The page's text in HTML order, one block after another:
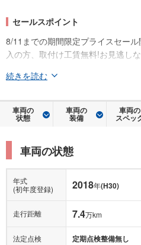
セールスポイント
8/11までの期間限定プライスセー
入の方、取付け工賃無料!お見逃し
続きを読む
車両の
状態
車両の
装備
車両の
スペッ
車両の状態
年式
(初年度登録)
2018年(H30)
走行距離 7.4万km
法定点検 定期点検整備無し